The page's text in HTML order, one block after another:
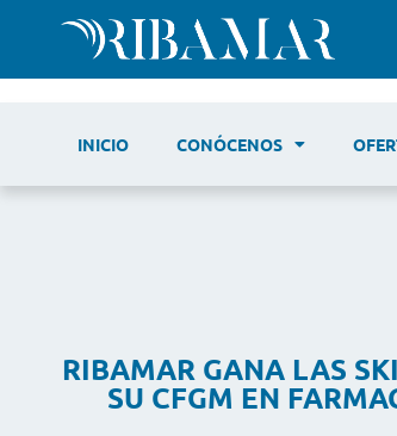
INICIO CONÓCENOS
RIBAMAR GANA LAS
SU CFGM EN